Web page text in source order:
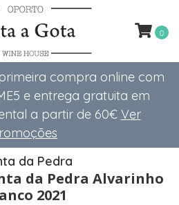
compra online com
e entrega gratuita em
a partir de 60€ Ver
0
da Pedra
da Pedra Alvarinho
2021